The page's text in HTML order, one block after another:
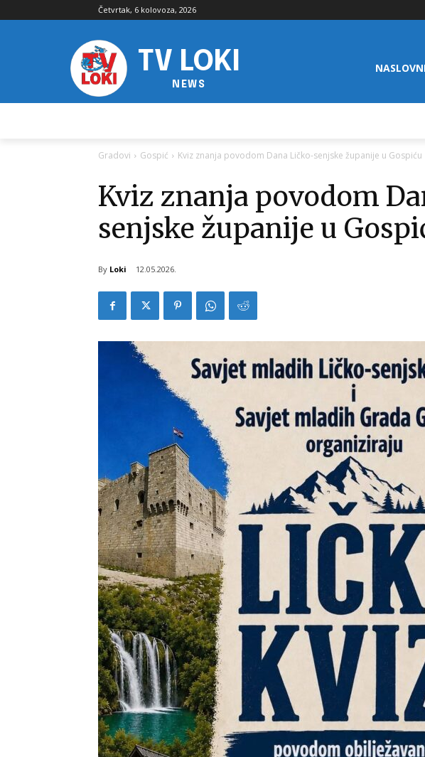
Četvrtak, 6 kolovoza, 2026
TV LOKI
NEWS
Gradovi Gospić Kviz znanja povodom Dana Ličko-senjske županije u Gospiću
Kviz znanja povodom
senjske županije u
By Loki 12.05.2026.